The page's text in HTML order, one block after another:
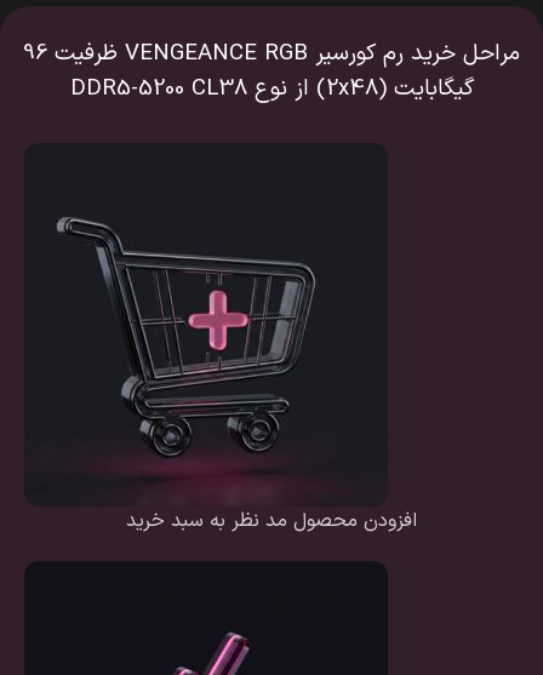
مراحل خرید رم کورسیر VENGEANCE RGB ظرفیت 96
گیگابایت (2x48) از نوع DDR5-5200 CL38
افزودن محصول مد نظر به سبد خرید